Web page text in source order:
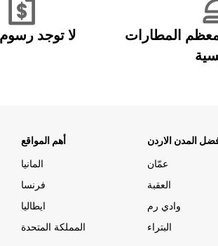
لا توجد
7 في معظم المطارات
أهم المواقع
المانيا
فرنسا
ايطاليا
المملكة المتحدة
المدن الاردن
عمّان
العقبة
وادي رم
البتراء